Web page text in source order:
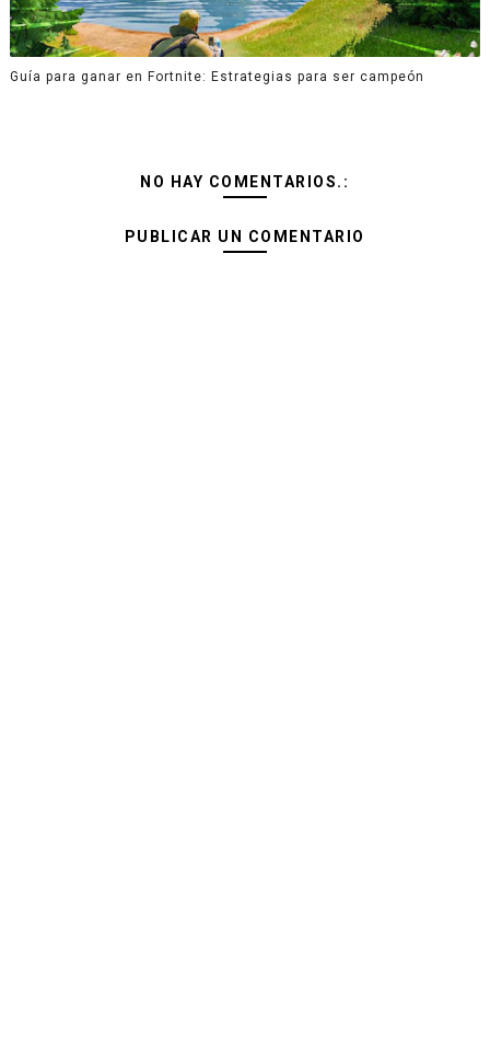
Guía para ganar en Fortnite: Estrategias para ser campeón
NO HAY COMENTARIOS.:
PUBLICAR UN COMENTARIO